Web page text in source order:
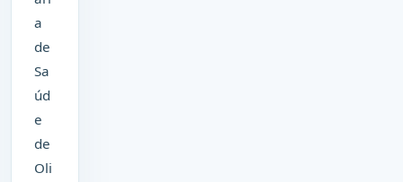
a
de
Sa
úd
e
de
Oli